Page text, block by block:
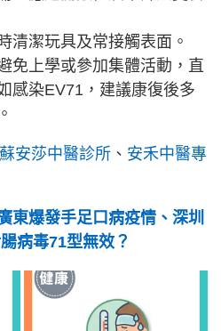
清潔玩具及常接觸表面。
免上學或參加集體活動，直
感染EV71，建議康復後多
蘇安莎中醫診所 、 安禾中醫專
東爆發手足口病疫情、深圳
病毒71型無效？